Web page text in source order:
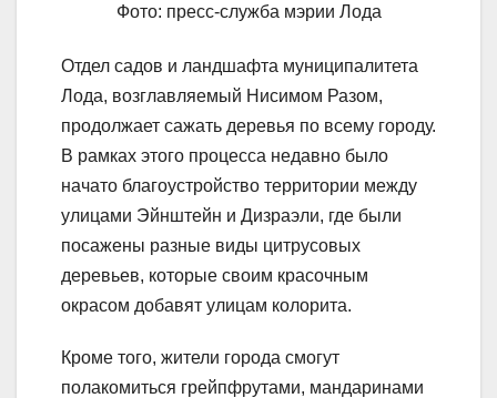
Фото: пресс-служба мэрии Лода
Отдел садов и ландшафта муниципалитета
Лода, возглавляемый Нисимом Разом,
продолжает сажать деревья по всему городу.
В рамках этого процесса недавно было
начато благоустройство территории между
улицами Эйнштейн и Дизраэли, где были
посажены разные виды цитрусовых
деревьев, которые своим красочным
окрасом добавят улицам колорита.
Кроме того, жители города смогут
полакомиться грейпфрутами, мандаринами